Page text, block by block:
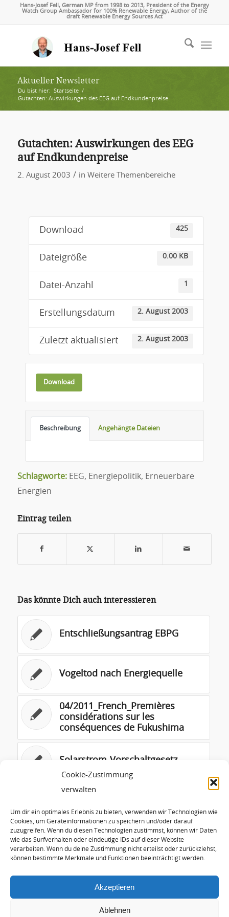
Cookie-Zustimmung
verwalten
Um dir ein optimales Erlebnis zu bieten, verwenden wir Technologien wie
Cookies, um Geräteinformationen zu speichern und/oder darauf
zuzugreifen. Wenn du diesen Technologien zustimmst, können wir Daten
wie das Surfverhalten oder eindeutige IDs auf dieser Website
verarbeiten. Wenn du deine Zustimmung nicht erteilst oder zurückziehst,
können bestimmte Merkmale und Funktionen beeinträchtigt werden.
Akzeptieren
Ablehnen
Hans-Josef Fell, German MP from 1998 to 2013, President of the Energy
Watch Group Ambassador for 100% Renewable Energy, Author of the
draft Renewable Energy Sources Act
Aktueller Newsletter
Du bist hier: Startseite /
Gutachten: Auswirkungen des EEG auf Endkundenpreise
Gutachten: Auswirkungen des EEG
auf Endkundenpreise
2. August 2003 / in Weitere Themenbereiche
Download 425
Dateigröße 0.00 KB
Datei-Anzahl 1
Erstellungsdatum 2. August 2003
Zuletzt aktualisiert 2. August 2003
Download
Beschreibung Angehängte Dateien
Schlagworte: EEG, Energiepolitik, Erneuerbare
Energien
Eintrag teilen
Das könnte Dich auch interessieren
Entschließungsantrag EBPG
Vogeltod nach Energiequelle
04/2011_French_Premières
considérations sur les
conséquences de Fukushima
Solarstrom-Vorschaltgesetz
Hintergrundinformationen zur
Bund Naturschutz gefährdet
Atomausstieg und behindert
Klimaschutz